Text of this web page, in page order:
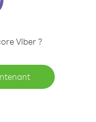
Viber ?